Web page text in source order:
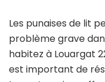
Les punaises de lit
problème grave
habitez à Louargat
est important de